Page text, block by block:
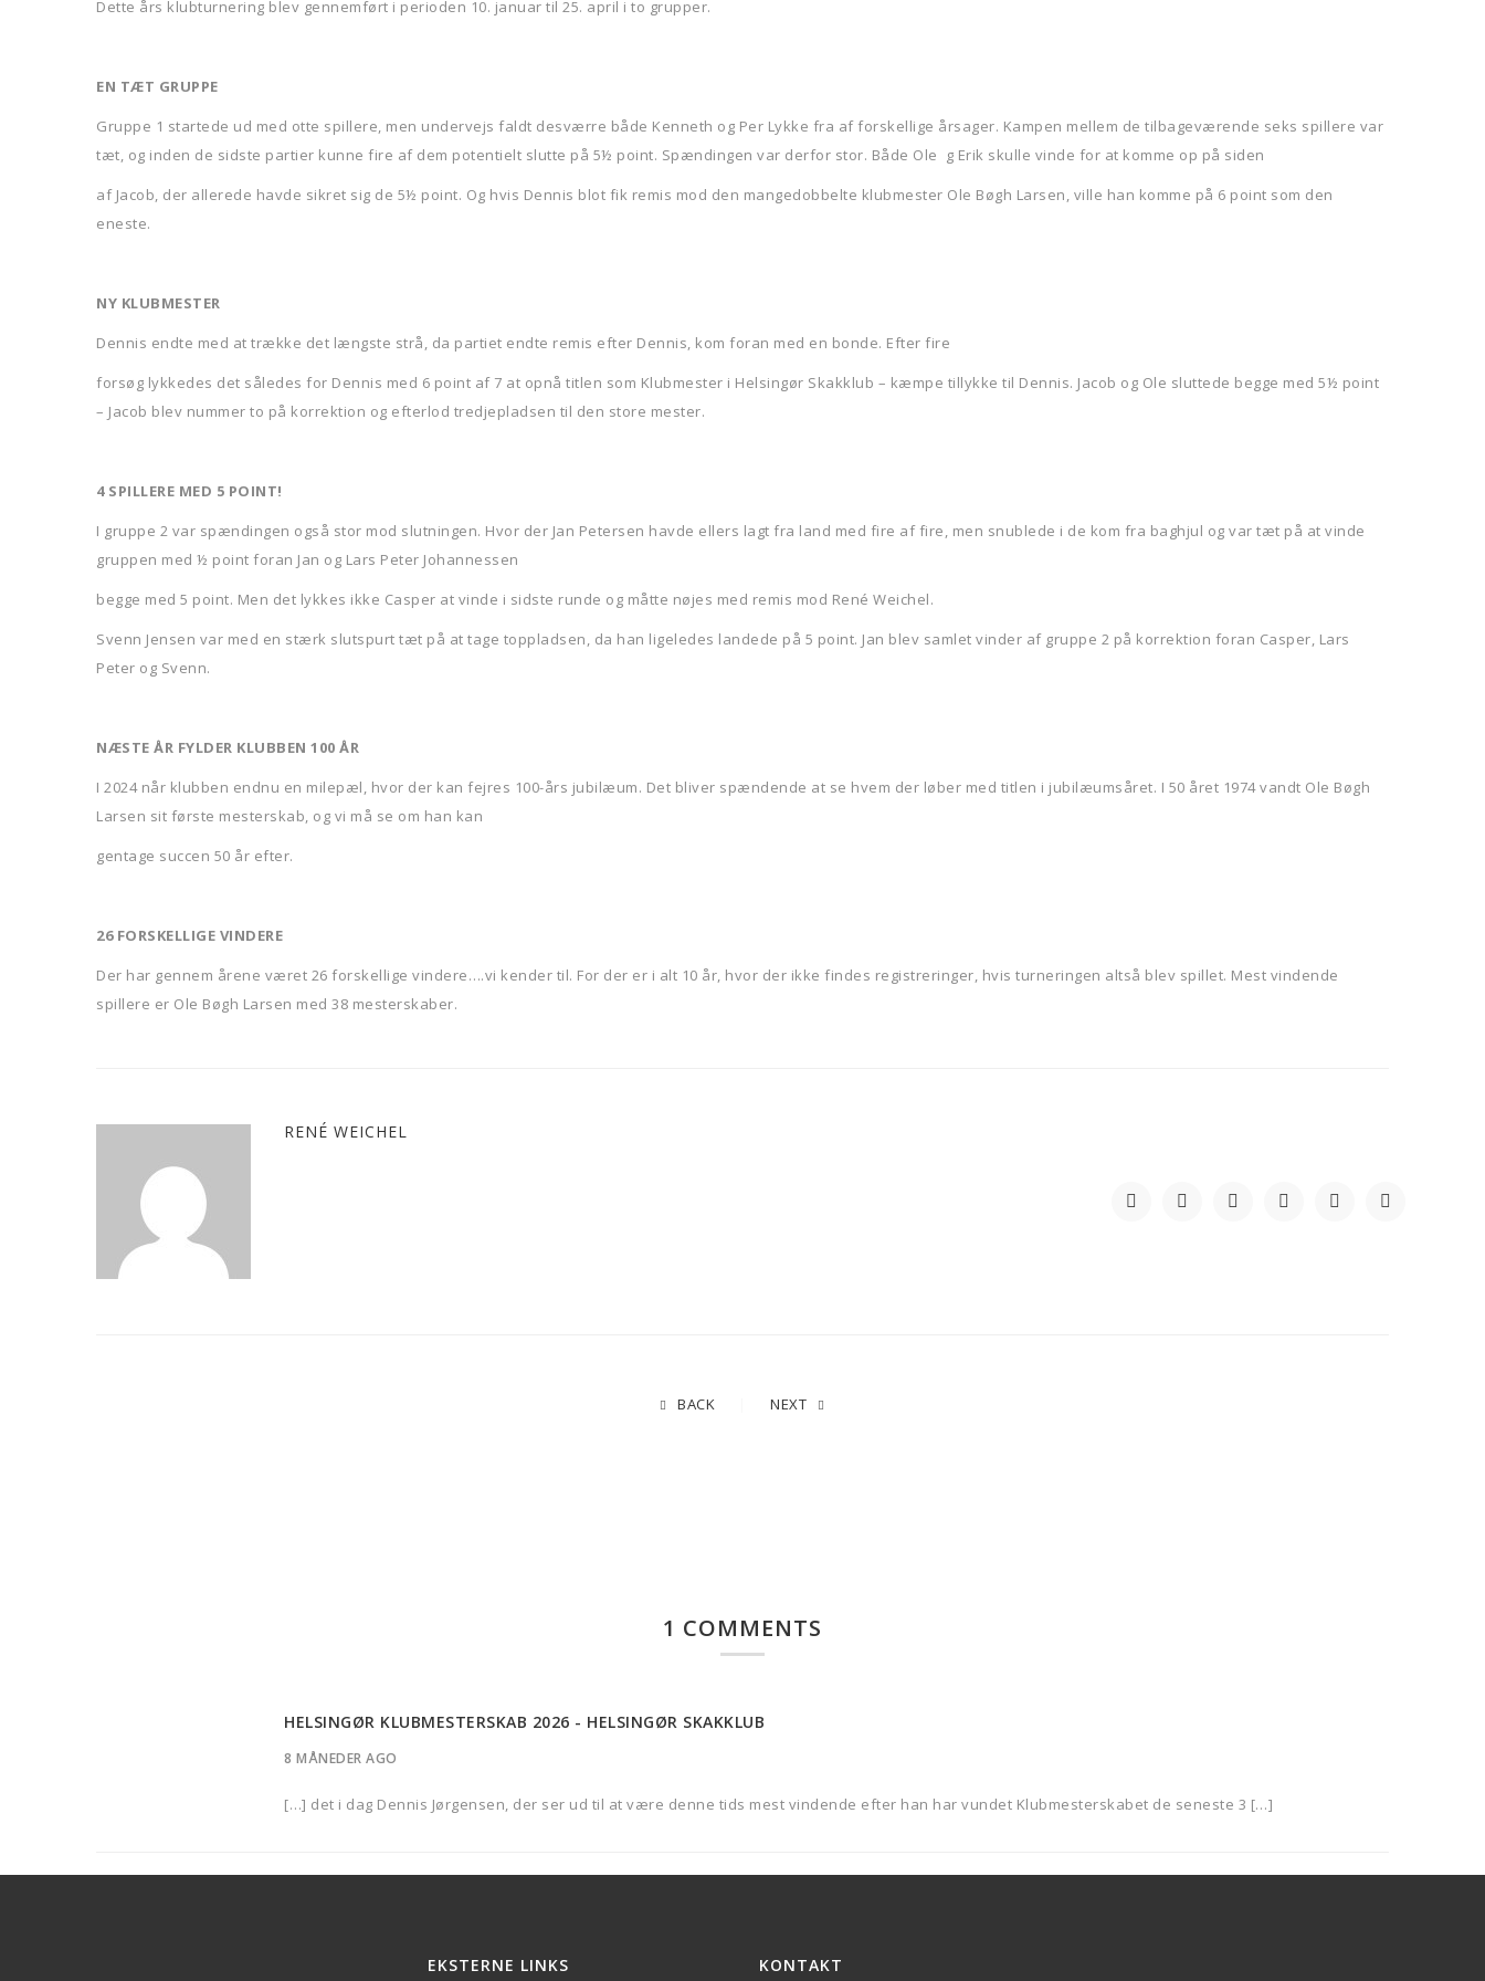
Dette års klubturnering blev gennemført i perioden 10. januar til 25. april i to grupper.
EN TÆT GRUPPE
Gruppe 1 startede ud med otte spillere, men undervejs faldt desværre både Kenneth og Per Lykke fra af forskellige årsager. Kampen mellem de tilbageværende seks spillere var
tæt, og inden de sidste partier kunne fire af dem potentielt slutte på 5½ point. Spændingen var derfor stor. Både Ole g Erik skulle vinde for at komme op på siden
af Jacob, der allerede havde sikret sig de 5½ point. Og hvis Dennis blot fik remis mod den mangedobbelte klubmester Ole Bøgh Larsen, ville han komme på 6 point som den
eneste.
NY KLUBMESTER
Dennis endte med at trække det længste strå, da partiet endte remis efter Dennis, kom foran med en bonde. Efter fire
forsøg lykkedes det således for Dennis med 6 point af 7 at opnå titlen som Klubmester i Helsingør Skakklub – kæmpe tillykke til Dennis. Jacob og Ole sluttede begge med 5½ point
– Jacob blev nummer to på korrektion og efterlod tredjepladsen til den store mester.
4 SPILLERE MED 5 POINT!
I gruppe 2 var spændingen også stor mod slutningen. Hvor der Jan Petersen havde ellers lagt fra land med fire af fire, men snublede i de kom fra baghjul og var tæt på at vinde
gruppen med ½ point foran Jan og Lars Peter Johannessen
begge med 5 point. Men det lykkes ikke Casper at vinde i sidste runde og måtte nøjes med remis mod René Weichel.
Svenn Jensen var med en stærk slutspurt tæt på at tage toppladsen, da han ligeledes landede på 5 point. Jan blev samlet vinder af gruppe 2 på korrektion foran Casper, Lars
Peter og Svenn.
NÆSTE ÅR FYLDER KLUBBEN 100 ÅR
I 2024 når klubben endnu en milepæl, hvor der kan fejres 100-års jubilæum. Det bliver spændende at se hvem der løber med titlen i jubilæumsåret. I 50 året 1974 vandt Ole Bøgh
Larsen sit første mesterskab, og vi må se om han kan
gentage succen 50 år efter.
26 FORSKELLIGE VINDERE
Der har gennem årene været 26 forskellige vindere….vi kender til. For der er i alt 10 år, hvor der ikke findes registreringer, hvis turneringen altså blev spillet. Mest vindende
spillere er Ole Bøgh Larsen med 38 mesterskaber.
RENÉ WEICHEL
BACK NEXT
1 COMMENTS
HELSINGØR KLUBMESTERSKAB 2026 - HELSINGØR SKAKKLUB
8 MÅNEDER AGO
[…] det i dag Dennis Jørgensen, der ser ud til at være denne tids mest vindende efter han har vundet Klubmesterskabet de seneste 3 […]
EKSTERNE LINKS KONTAKT